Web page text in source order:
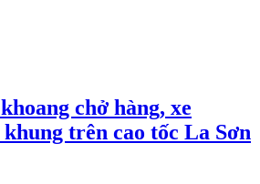
chở hàng, xe
trên cao tốc La Sơn